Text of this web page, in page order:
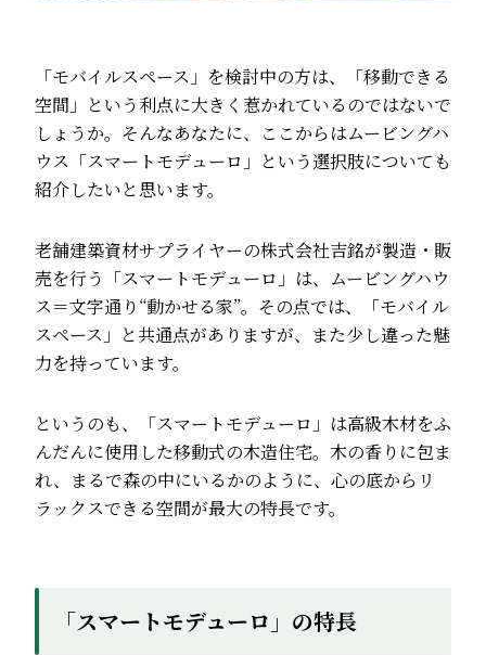
「モバイルスペース」を検討中の方は、「移動できる
空間」という利点に大きく惹かれているのではないで
しょうか。そんなあなたに、ここからはムービングハ
ウス「スマートモデューロ」という選択肢についても
紹介したいと思います。
老舗建築資材サプライヤーの株式会社吉銘が製造・販
売を行う「スマートモデューロ」は、ムービングハウ
ス＝文字通り“動かせる家”。その点では、「モバイル
スペース」と共通点がありますが、また少し違った魅
力を持っています。
というのも、「スマートモデューロ」は高級木材をふ
んだんに使用した移動式の木造住宅。木の香りに包ま
れ、まるで森の中にいるかのように、心の底からリ
ラックスできる空間が最大の特長です。
「スマートモデューロ」の特長